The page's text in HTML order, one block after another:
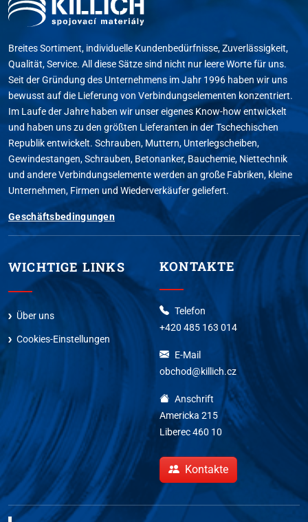
Breites Sortiment, individuelle Kundenbedürfnisse, Zuverlässigkeit,
Qualität, Service. All diese Sätze sind nicht nur leere Worte für uns.
Seit der Gründung des Unternehmens im Jahr 1996 haben wir uns
bewusst auf die Lieferung von Verbindungselementen konzentriert.
Im Laufe der Jahre haben wir unser eigenes Know-how entwickelt
und haben uns zu den größten Lieferanten in der Tschechischen
Republik entwickelt. Schrauben, Muttern, Unterlegscheiben,
Gewindestangen, Schrauben, Betonanker, Bauchemie, Niettechnik
und andere Verbindungselemente werden an große Fabriken, kleine
Unternehmen, Firmen und Wiederverkäufer geliefert.
Geschäftsbedingungen
WICHTIGE LINKS
Über uns
Cookies-Einstellungen
KONTAKTE
Telefon
+420 485 163 014
E-Mail
obchod@killich.cz
Anschrift
Americka 215
Liberec 460 10
Kontakte